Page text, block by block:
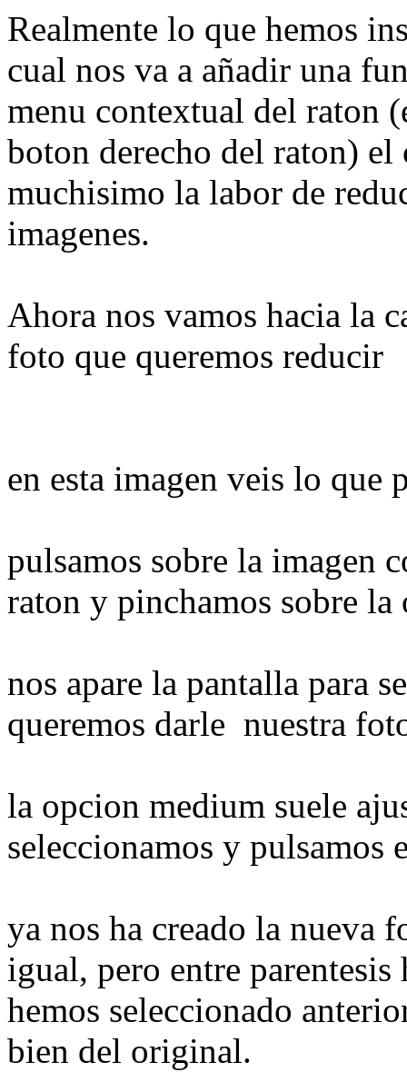
Realmente lo que hemos
cual nos va a añadir una
menu contextual del raton
boton derecho del raton)
muchisimo la labor de
imagenes.
Ahora nos vamos hacia la
foto que queremos reducir
en esta imagen veis lo que
pulsamos sobre la imagen
raton y pinchamos sobre
nos apare la pantalla para
queremos darle nuestra
la opcion medium suele
seleccionamos y pulsamos
ya nos ha creado la nueva
igual, pero entre
hemos seleccionado
bien del original.